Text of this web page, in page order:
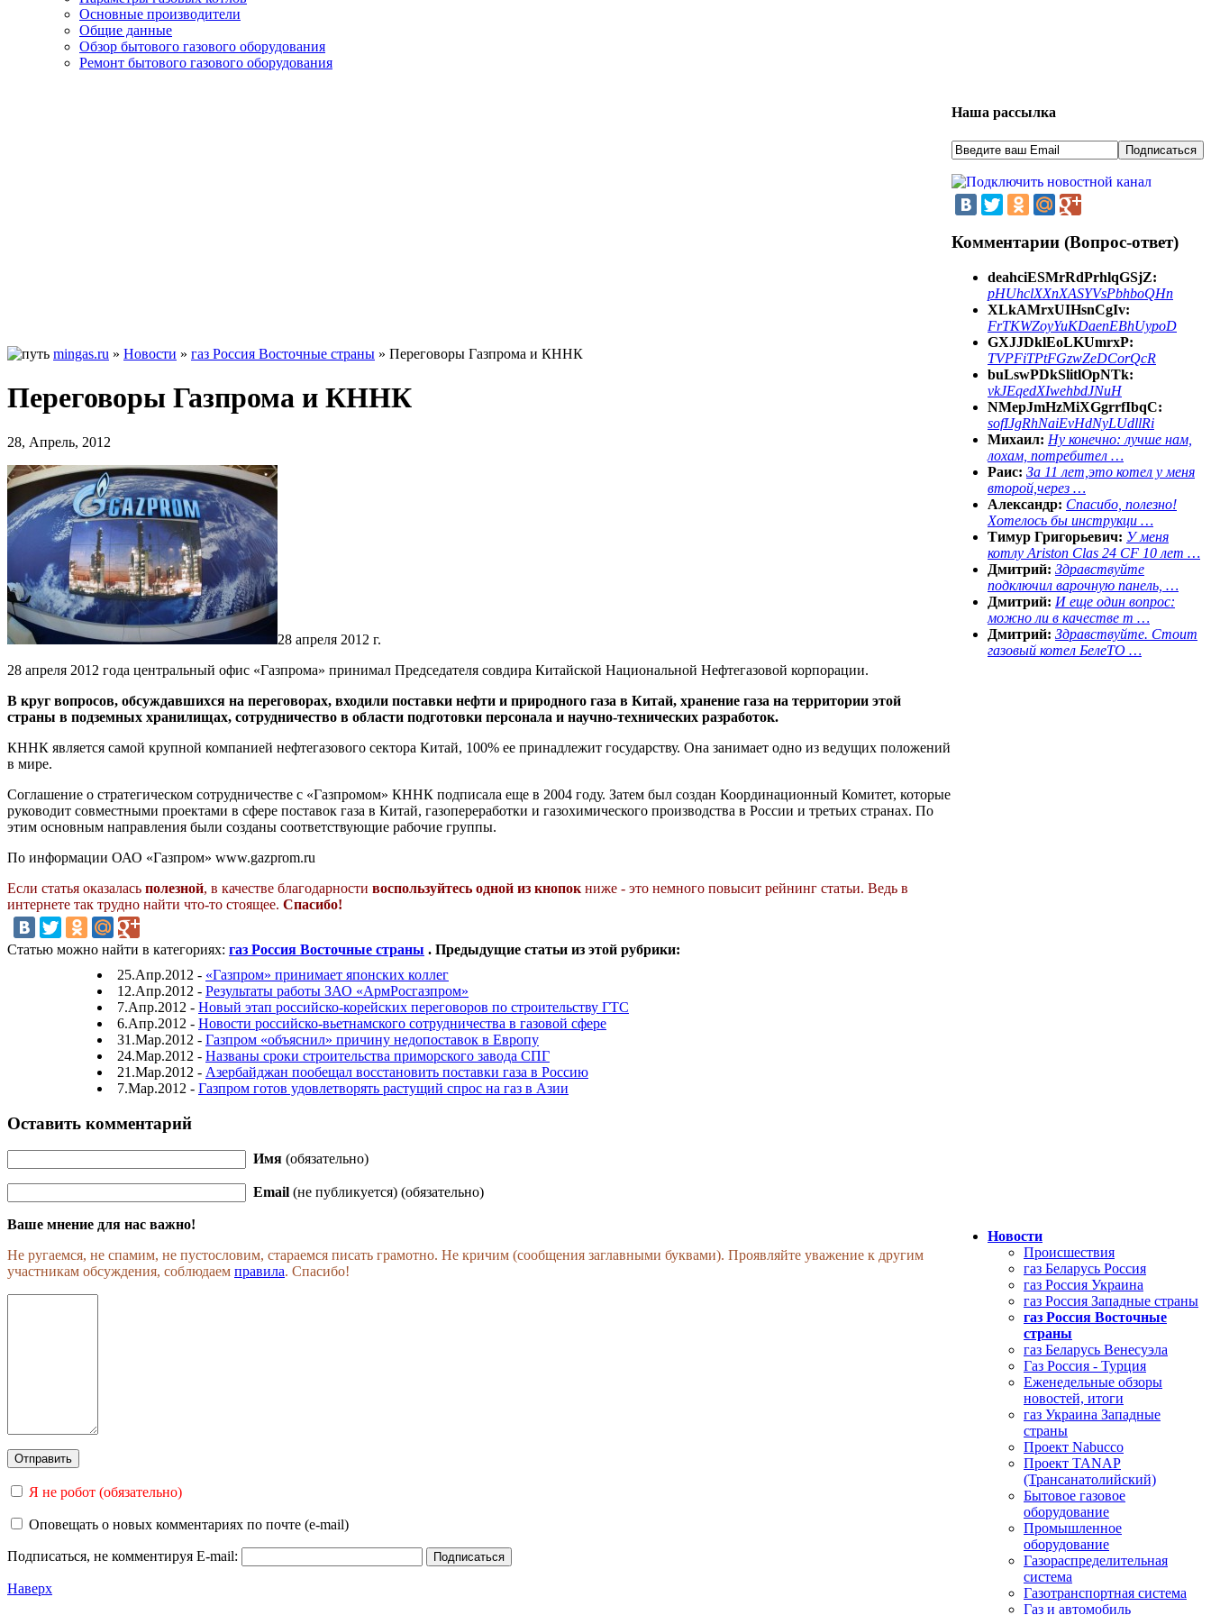
Основные производители
Общие данные
Обзор бытового газового оборудования
Ремонт бытового газового оборудования
mingas.ru » Новости » газ Россия Восточные страны » Переговоры Газпрома и КННК
Переговоры Газпрома и КННК
28, Апрель, 2012
28 апреля 2012 г.
28 апреля 2012 года центральный офис «Газпрома» принимал Председателя совдира Китайской Национальной Нефтегазовой корпорации.
В круг вопросов, обсуждавшихся на переговорах, входили поставки нефти и природного газа в Китай, хранение газа на территории этой
страны в подземных хранилищах, сотрудничество в области подготовки персонала и научно-технических разработок.
КННК является самой крупной компанией нефтегазового сектора Китай, 100% ее принадлежит государству. Она занимает одно из ведущих положений
в мире.
Соглашение о стратегическом сотрудничестве с «Газпромом» КННК подписала еще в 2004 году. Затем был создан Координационный Комитет, которые
руководит совместными проектами в сфере поставок газа в Китай, газопереработки и газохимического производства в России и третьих странах. По
этим основным направления были созданы соответствующие рабочие группы.
По информации ОАО «Газпром» www.gazprom.ru
Если статья оказалась полезной, в качестве благодарности воспользуйтесь одной из кнопок ниже - это немного повысит рейнинг статьи. Ведь в
интернете так трудно найти что-то стоящее. Спасибо!
Статью можно найти в категориях: газ Россия Восточные страны . Предыдущие статьи из этой рубрики:
25.Апр.2012 - «Газпром» принимает японских коллег
12.Апр.2012 - Результаты работы ЗАО «АрмРосгазпром»
7.Апр.2012 - Новый этап российско-корейских переговоров по строительству ГТС
6.Апр.2012 - Новости российско-вьетнамского сотрудничества в газовой сфере
31.Мар.2012 - Газпром «объяснил» причину недопоставок в Европу
24.Мар.2012 - Названы сроки строительства приморского завода СПГ
21.Мар.2012 - Азербайджан пообещал восстановить поставки газа в Россию
7.Мар.2012 - Газпром готов удовлетворять растущий спрос на газ в Азии
Оставить комментарий
Имя (обязательно)
Email (не публикуется) (обязательно)
Ваше мнение для нас важно!
Не ругаемся, не спамим, не пустословим, стараемся писать грамотно. Не кричим (сообщения заглавными буквами). Проявляйте уважение к другим
участникам обсуждения, соблюдаем правила. Спасибо!
Я не робот (обязательно)
Оповещать о новых комментариях по почте (e-mail)
Подписаться, не комментируя E-mail:
Наверх
Наша рассылка
Комментарии (Вопрос-ответ)
deahciESMrRdPrhlqGSjZ:
pHUhclXXnXASYVsPbhboQHn
XLkAMrxUIHsnCgIv:
FrTKWZoyYuKDaenEBhUypoD
GXJJDklEoLKUmrxP:
TVPFiTPtFGzwZeDCorQcR
buLswPDkSlitlOpNTk:
vkJEqedXIwehbdJNuH
NMepJmHzMiXGgrrfIbqC:
sofIJgRhNaiEvHdNyLUdllRi
Михаил: Ну конечно: лучше нам,
лохам, потребител …
Раис: За 11 лет,это котел у меня
второй,через …
Александр: Спасибо, полезно!
Хотелось бы инструкци …
Тимур Григорьевич: У меня
котлу Ariston Clas 24 CF 10 лет …
Дмитрий: Здравствуйте
подключил варочную панель, …
Дмитрий: И еще один вопрос:
можно ли в качестве т …
Дмитрий: Здравствуйте. Стоит
газовый котел БелеТО …
Новости
Происшествия
газ Беларусь Россия
газ Россия Украина
газ Россия Западные страны
газ Россия Восточные
страны
газ Беларусь Венесуэла
Газ Россия - Турция
Еженедельные обзоры
новостей, итоги
газ Украина Западные
страны
Проект Nabucco
Проект TANAP
(Трансанатолийский)
Бытовое газовое
оборудование
Промышленное
оборудование
Газораспределительная
система
Газотранспортная система
Газ и автомобиль